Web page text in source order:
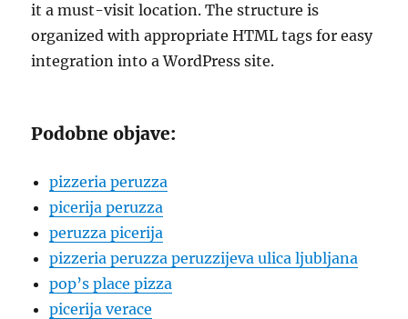
it a must-visit location. The structure is
organized with appropriate HTML tags for easy
integration into a WordPress site.
Podobne objave:
pizzeria peruzza
picerija peruzza
peruzza picerija
pizzeria peruzza peruzzijeva ulica ljubljana
pop’s place pizza
picerija verace